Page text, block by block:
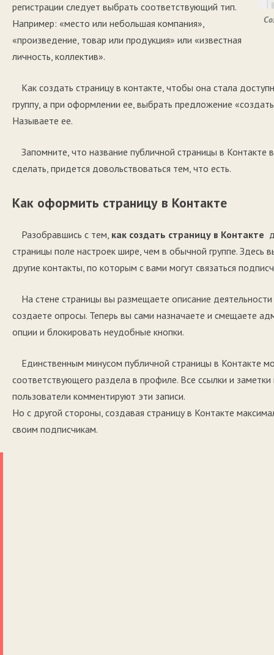
регистрации следует выбрать соответствующий тип.
Например: «место или небольшая компания»,
«произведение, товар или продукция» или «известная
личность, коллектив».
Как создать страницу в контакте, чтобы она стала
группу, а при оформлении ее, выбрать предложение
Называете ее.
Запомните, что название публичной страницы в
сделать, придется довольствоваться тем, что есть.
Как оформить страницу в Контакте
Разобравшись с тем, как создать страницу в Контакте
страницы поле настроек шире, чем в обычной группе.
другие контакты, по которым с вами могут связаться
На стене страницы вы размещаете описание
создаете опросы. Теперь вы сами назначаете и смещаете
опции и блокировать неудобные кнопки.
Единственным минусом публичной страницы в Контакте
соответствующего раздела в профиле. Все ссылки и
пользователи комментируют эти записи.
Но с другой стороны, создавая страницу в Контакте
своим подписчикам.